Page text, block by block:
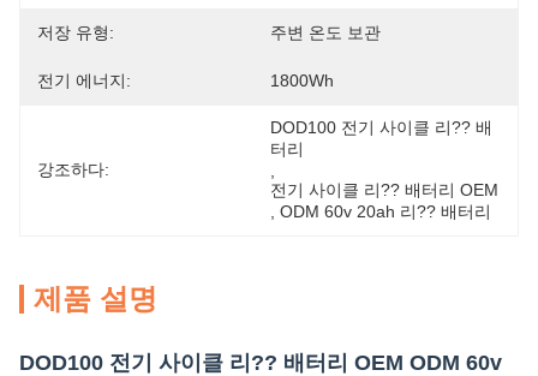
저장 유형: 주변 온도 보관
전기 에너지: 1800Wh
강조하다:
DOD100 전기 사이클 리?? 배
터리
전기 사이클 리?? 배터리 OEM
ODM 60v 20ah 리?? 배터리
제품 설명
DOD100 전기 사이클 리?? 배터리 OEM ODM 60v